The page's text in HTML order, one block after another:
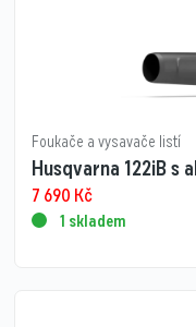
Foukače a vysavače listí
Husqvarna 122iB s
7 690 Kč
1 skladem